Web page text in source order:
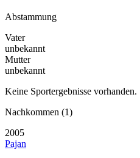
Abstammung
Vater
unbekannt
Mutter
unbekannt
Keine Sportergebnisse vorhanden.
Nachkommen (1)
2005
Pajan